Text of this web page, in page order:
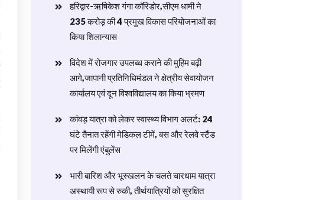
हरिद्वार-ऋषिकेश गंगा कॉरिडोर,सीएम धामी ने
235 करोड़ की 4 प्रमुख विकास परियोजनाओं का
किया शिलान्यास
विदेश में रोजगार उपलब्ध कराने की मुहिम बढ़ी
आगे,जापानी प्रतिनिधिमंडल ने क्षेत्रीय सेवायोजन
कार्यालय एवं दून विश्वविद्यालय का किया भ्रमण
​कांवड़ यात्रा को लेकर स्वास्थ्य विभाग अलर्ट: 24
घंटे तैनात रहेंगी मेडिकल टीमें, बस और रेलवे स्टैंड
पर मिलेंगी एंबुलेंस
​भारी बारिश और भूस्खलन के चलते चारधाम यात्रा
अस्थायी रूप से रुकी, तीर्थयात्रियों को सुरक्षित